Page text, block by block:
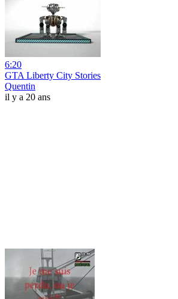
6:20
GTA Liberty City Stories
Quentin
il y a 20 ans